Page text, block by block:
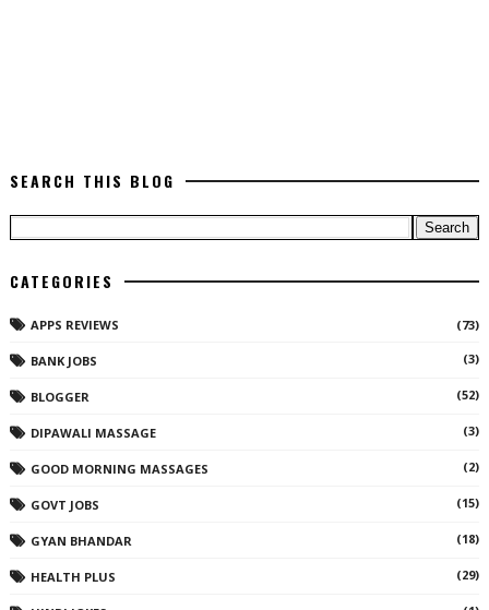
SEARCH THIS BLOG
CATEGORIES
APPS REVIEWS (73)
BANK JOBS (3)
BLOGGER (52)
DIPAWALI MASSAGE (3)
GOOD MORNING MASSAGES (2)
GOVT JOBS (15)
GYAN BHANDAR (18)
HEALTH PLUS (29)